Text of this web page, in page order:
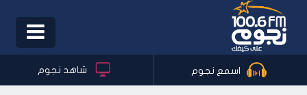
Toggle
اسمع نجوم شاهد نجوم